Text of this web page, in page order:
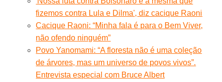
fizemos contra Lula e Dilma', diz cacique Raoni
Cacique Raoni: “Minha fala é para o Bem Viver,
não ofendo ninguém”
Povo Yanomami: “A floresta não é uma coleção
de árvores, mas um universo de povos vivos”.
Entrevista especial com Bruce Albert